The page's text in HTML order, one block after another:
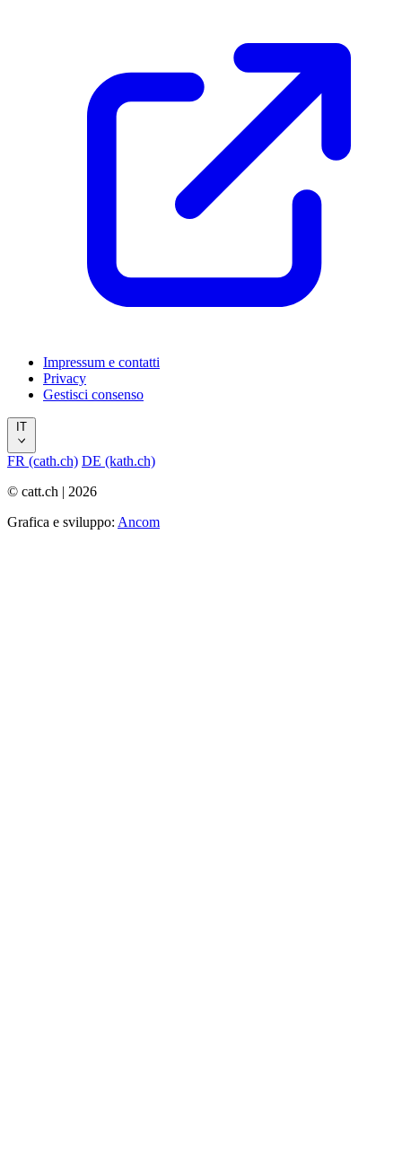
Impressum e contatti
Privacy
Gestisci consenso
IT
FR (cath.ch) DE (kath.ch)
© catt.ch | 2026
Grafica e sviluppo: Ancom